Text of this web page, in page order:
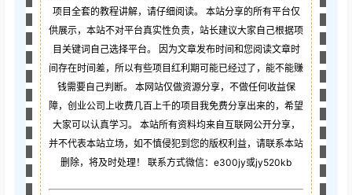
项目全套的教程讲解，请仔细阅读。 本站分享的所有平台仅
供展示，本站不对平台真实性负责，站长建议大家自己根据项
目关键词自己选择平台。 因为文章发布时间和您阅读文章时
间存在时间差，所以有些项目红利期可能已经过了，能不能赚
钱需要自己判断。 本网站仅做资源分享，不做任何收益保
障，创业公司上收费几百上千的项目我免费分享出来的，希望
大家可以认真学习。 本站所有资料均来自互联网公开分享，
并不代表本站立场，如不慎侵犯到您的版权利益，请联系本站
删除，将及时处理！ 联系方式微信：e300jy或jy520kb